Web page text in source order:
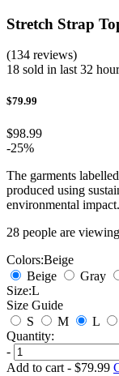
Stretch Strap
(134 reviews)
18 sold in last 32
$79.99
$98.99
-25%
The garments
produced using
environmental impact.
28 people are
Colors:Beige
Beige
Gray
Size:L
Size Guide
S
M L
Quantity:
-
Add to cart - $79.99